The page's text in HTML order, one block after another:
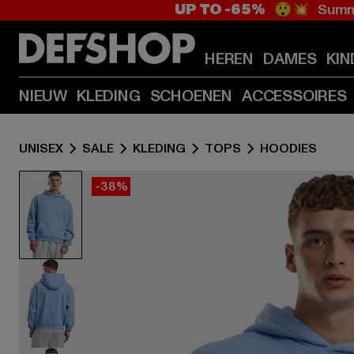
UP TO -65% 😲💥
HEREN DAMES
NIEUW KLEDING SCHOENEN ACCESSOIRES
UNISEX SALE KLEDING TOPS HOODIES
-38%